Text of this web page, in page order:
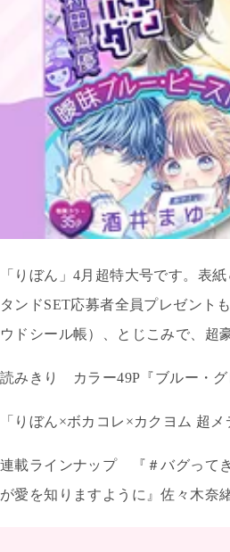
「りぼん」 4月超特大号です。表
タンドSET応募者全員プレゼント
ウドシール帳）、とじこみで、超
読みきり カラー49P 『ブルー・
「りぼん×ボカコレ×カクヨム 超
連載ラインナップ 『＃バグって
が愛を知りますように』佐々木奈